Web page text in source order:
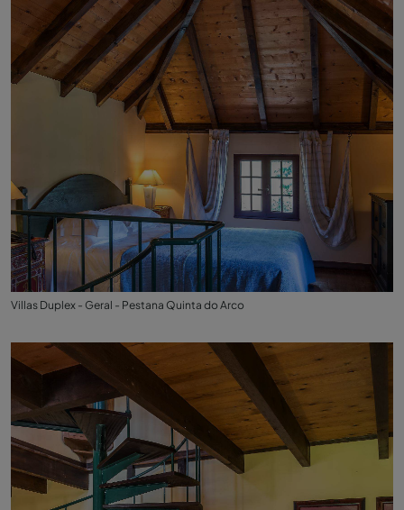
Villas Duplex - Geral - Pestana Quinta do Arco